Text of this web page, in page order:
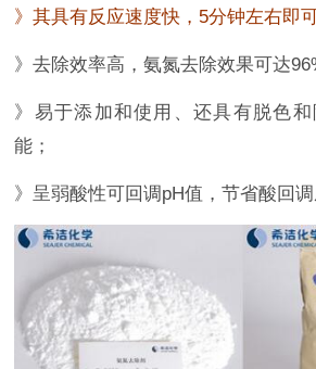
》其具有反应速度快，5分钟左右即
》去除效率高，氨氮去除效果可达
》易于添加和使用、还具有脱色
能；
》呈弱酸性可回调pH值，节省酸回调